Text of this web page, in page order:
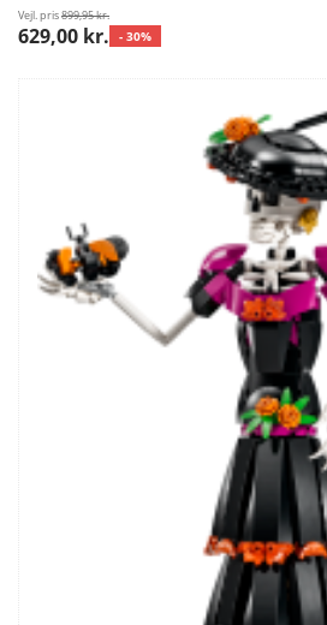
Vejl. pris899,95 kr.
629,00 kr. - 30%